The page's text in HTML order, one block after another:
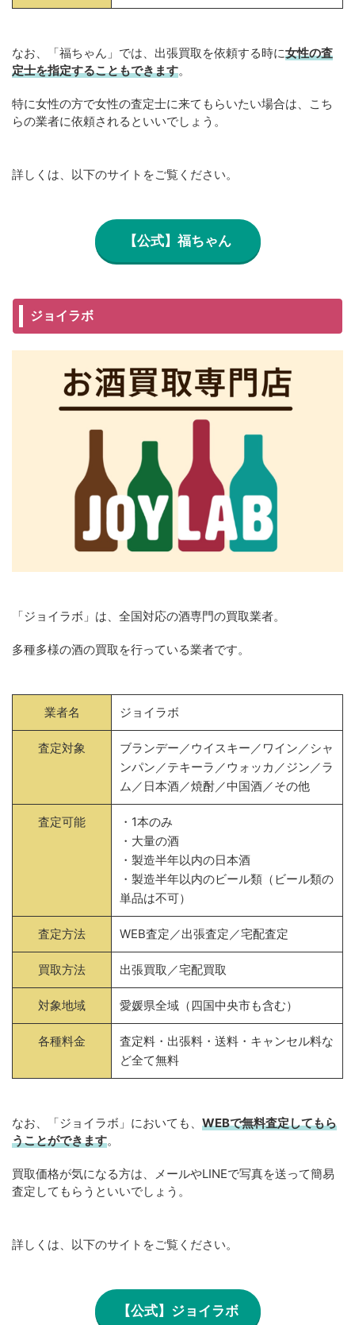
なお、「福ちゃん」では、出張買取を依頼する時に女性の査
定士を指定することもできます。
特に女性の方で女性の査定士に来てもらいたい場合は、こち
らの業者に依頼されるといいでしょう。
詳しくは、以下のサイトをご覧ください。
【公式】福ちゃん
ジョイラボ
「ジョイラボ」は、全国対応の酒専門の買取業者。
多種多様の酒の買取を行っている業者です。
業者名 ジョイラボ
査定対象
ブランデー／ウイスキー／ワイン／シャ
ンパン／テキーラ／ウォッカ／ジン／ラ
ム／日本酒／焼酎／中国酒／その他
査定可能
・1本のみ
・大量の酒
・製造半年以内の日本酒
・製造半年以内のビール類（ビール類の
単品は不可）
査定方法 WEB査定／出張査定／宅配査定
買取方法 出張買取／宅配買取
対象地域 愛媛県全域（四国中央市も含む）
各種料金
査定料・出張料・送料・キャンセル料な
ど全て無料
なお、「ジョイラボ」においても、 WEBで無料査定してもら
うことができます。
買取価格が気になる方は、メールやLINEで写真を送って簡易
査定してもらうといいでしょう。
詳しくは、以下のサイトをご覧ください。
【公式】ジョイラボ